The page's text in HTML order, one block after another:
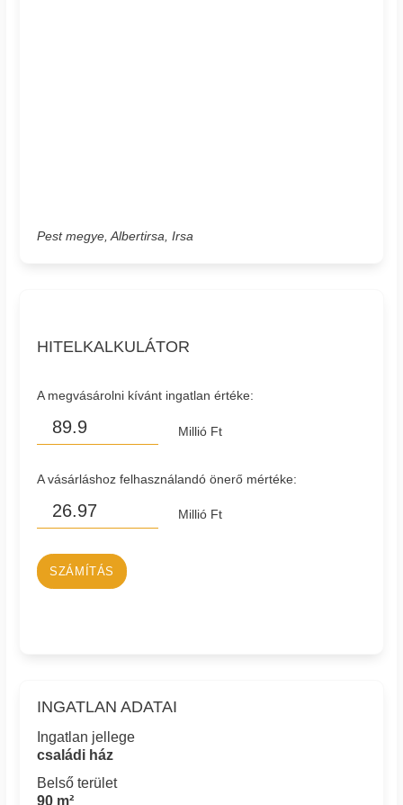
Pest megye, Albertirsa, Irsa
HITELKALKULÁTOR
A megvásárolni kívánt ingatlan értéke:
Millió Ft
A vásárláshoz felhasználandó önerő mértéke:
Millió Ft
SZÁMÍTÁS
INGATLAN ADATAI
Ingatlan jellege
családi ház
Belső terület
90 m²